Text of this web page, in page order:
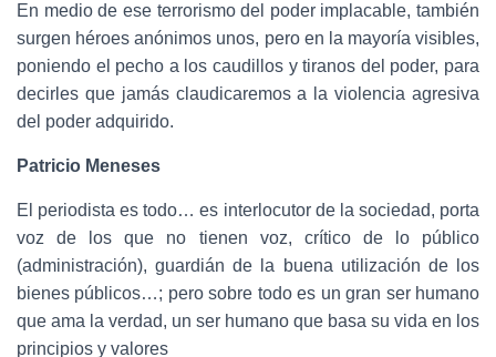
En medio de ese terrorismo del poder implacable, también
surgen héroes anónimos unos, pero en la mayoría visibles,
poniendo el pecho a los caudillos y tiranos del poder, para
decirles que jamás claudicaremos a la violencia agresiva
del poder adquirido.
Patricio Meneses
El periodista es todo… es interlocutor de la sociedad, porta
voz de los que no tienen voz, crítico de lo público
(administración), guardián de la buena utilización de los
bienes públicos…; pero sobre todo es un gran ser humano
que ama la verdad, un ser humano que basa su vida en los
principios y valores